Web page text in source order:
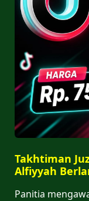
Takhtiman
Alfiyyah
Panitia